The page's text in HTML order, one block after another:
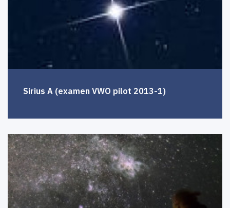
Sirius A (examen VWO pilot 2013-1)